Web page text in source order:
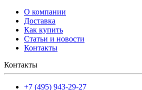
О компании
Доставка
Как купить
Статьи и новости
Контакты
Контакты
+7 (495) 943-29-27